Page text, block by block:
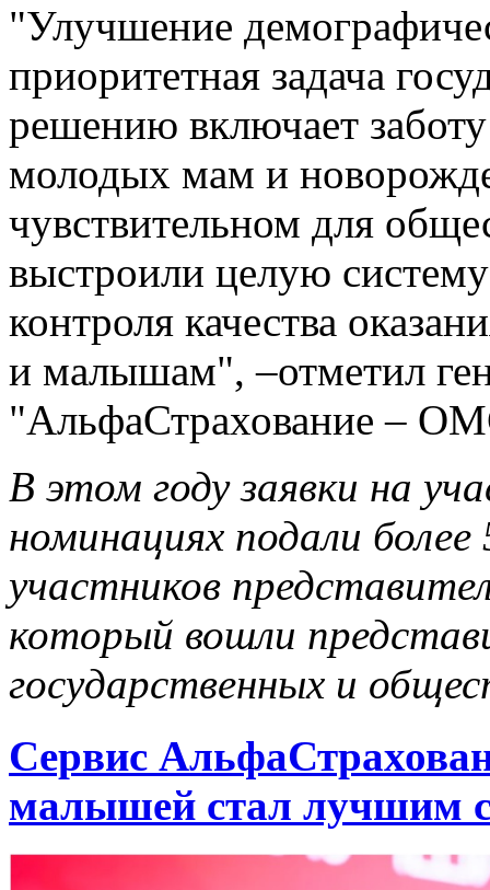
"Улучшение
приоритетная задача
решению включает
молодых мам и
чувствительном для
выстроили целую
контроля качества
и малышам", –отметил
"АльфаСтрахование –
В этом году заявки на
номинациях подали
участников
который вошли
государственных и
Сервис
малышей стал лучшим